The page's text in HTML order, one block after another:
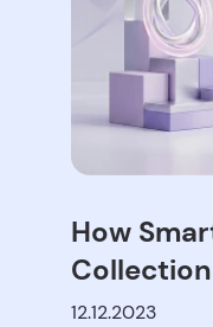
How
into
12.12.2023